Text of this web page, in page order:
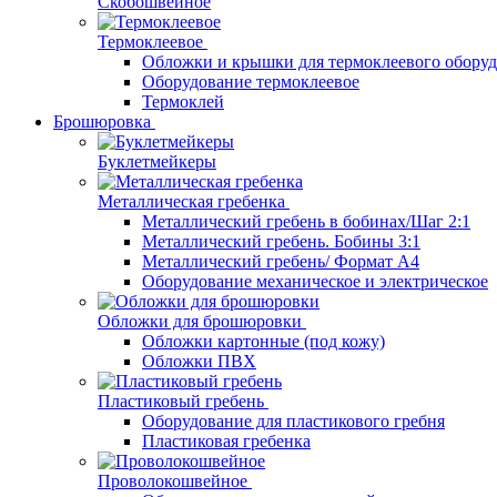
Термоклеевое
Обложки и крышки для термоклеевого
Оборудование термоклеевое
Термоклей
Брошюровка
Буклетмейкеры
Металлическая гребенка
Металлический гребень в бобинах/Шаг 2:1
Металлический гребень. Бобины 3:1
Металлический гребень/ Формат А4
Оборудование механическое и электрическое
Обложки для брошюровки
Обложки картонные (под кожу)
Обложки ПВХ
Пластиковый гребень
Оборудование для пластикового гребня
Пластиковая гребенка
Проволокошвейное